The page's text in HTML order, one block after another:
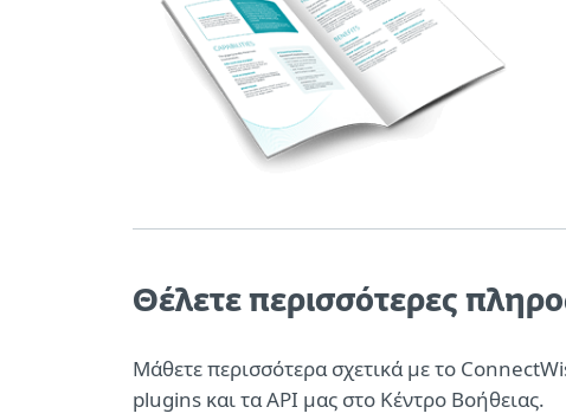
Θέλετε περισσότερες
Μάθετε περισσότερα σχετικά με το
plugins και τα API μας στο Κέντρο Βοήθειας.